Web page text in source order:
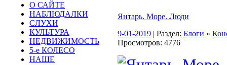
О САЙТЕ
НАБЛЮДАЛКИ
СЛУХИ
КУЛЬТУРА
НЕДВИЖИМОСТЬ
5-е КОЛЕСО
НАШЕ
Янтарь. Море. Люди
9-01-2019 | Раздел: Блоги »
Просмотров: 4776